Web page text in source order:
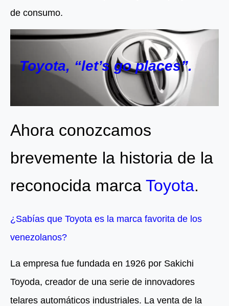
de consumo.
Toyota, “let’s go places”.
Ahora conozcamos
brevemente la historia de la
reconocida marca Toyota.
¿Sabías que Toyota es la marca favorita de los
venezolanos?
La empresa fue fundada en 1926 por Sakichi
Toyoda, creador de una serie de innovadores
telares automáticos industriales. La venta de la